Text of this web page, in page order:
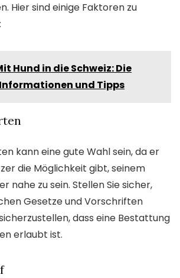
Hier sind einige Faktoren zu
Hund in die Schweiz: Die
und Tipps
kann eine gute Wahl sein, da er
die Möglichkeit gibt, seinem
nahe zu sein. Stellen Sie sicher,
Gesetze und Vorschriften
dass eine Bestattung
erlaubt ist.